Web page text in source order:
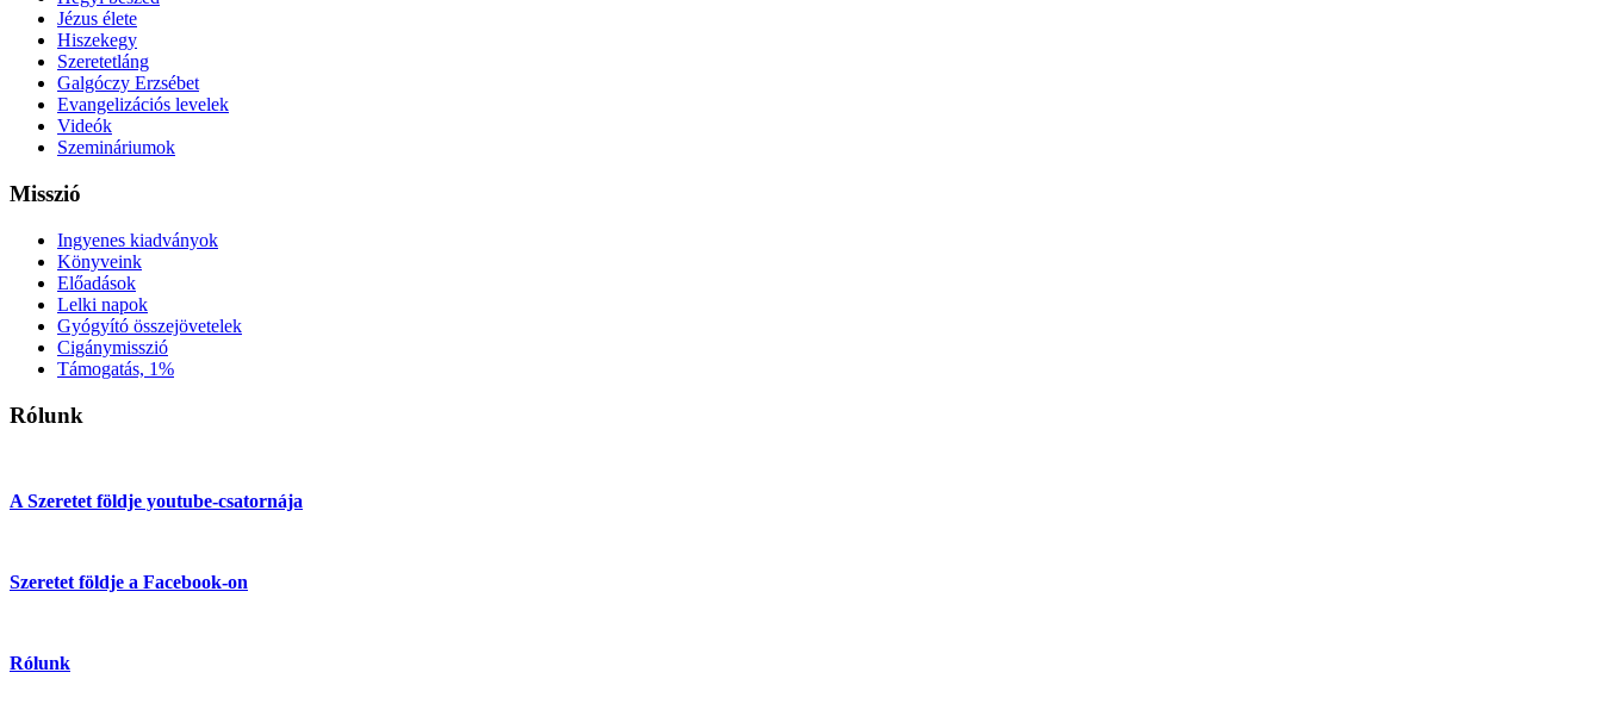
Jézus élete
Hiszekegy
Szeretetláng
Galgóczy Erzsébet
Evangelizációs levelek
Videók
Szemináriumok
Misszió
Ingyenes kiadványok
Könyveink
Előadások
Lelki napok
Gyógyító összejövetelek
Cigánymisszió
Támogatás, 1%
Rólunk
A Szeretet földje youtube-csatornája
Szeretet földje a Facebook-on
Rólunk